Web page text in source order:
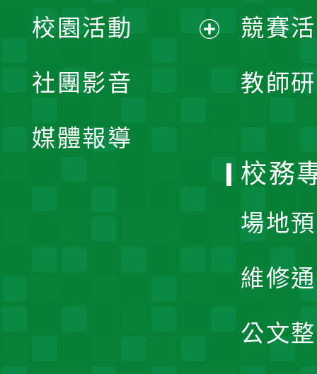
競賽
教師
開
校園活動
社團影音
媒體報導
校務
場地
維修
公文